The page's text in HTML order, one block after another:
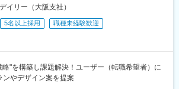
イリー（大阪支社）
5名以上採用
職種未経験歓迎
"を構築し課題解決！ユーザー（転職希望者）に
ンやデザイン案を提案